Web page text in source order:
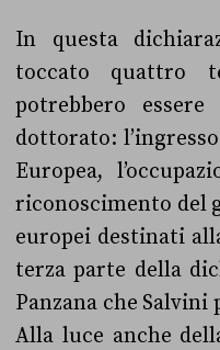
In questa
toccato quattro
potrebbero
dottorato:
Europea,
riconoscimento del
europei destinati
terza parte della
Panzana che Salvini
Alla luce anche